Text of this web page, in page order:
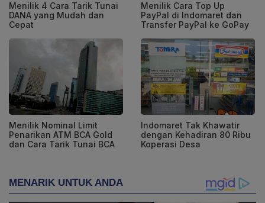
Menilik 4 Cara Tarik Tunai
DANA yang Mudah dan
Cepat
Menilik Cara Top Up
PayPal di Indomaret dan
Transfer PayPal ke GoPay
Menilik Nominal Limit
Penarikan ATM BCA Gold
dan Cara Tarik Tunai BCA
Indomaret Tak Khawatir
dengan Kehadiran 80 Ribu
Koperasi Desa